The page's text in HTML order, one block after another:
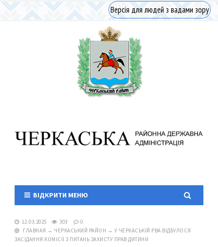
Версія для людей з вадами зору
ВІДКРИТИ МЕНЮ
12.03.2025 303
0
ГЛАВНАЯ → ЧЕРКАСЬКИЙ РАЙОН → У ЧЕРКАСЬКІЙ РВА ВІДБУЛОСЯ
ЗАСІДАННЯ КОМІСІЇ З ПИТАНЬ ЗАХИСТУ ПРАВ ДИТИНИ